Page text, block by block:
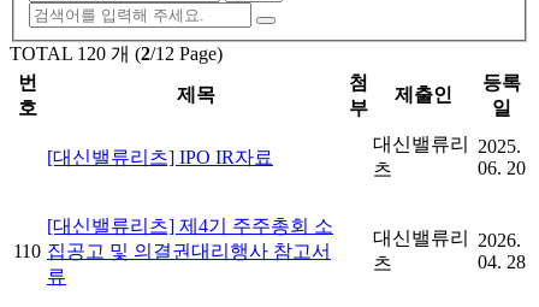
TOTAL 120 개 (2/12 Page)
번
호
제목
첨
부
제출인
등록
일
[대신밸류리츠] IPO IR자료
대신밸류리
츠
2025.
06. 20
110
[대신밸류리츠] 제4기 주주총회 소
집공고 및 의결권대리행사 참고서
류
대신밸류리
츠
2026.
04. 28